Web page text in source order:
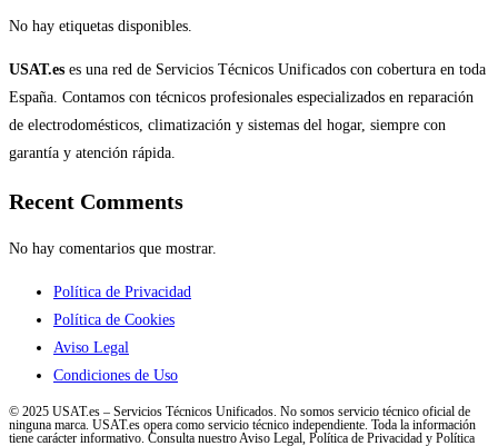
No hay etiquetas disponibles.
USAT.es es una red de Servicios Técnicos Unificados con cobertura en toda
España. Contamos con técnicos profesionales especializados en reparación
de electrodomésticos, climatización y sistemas del hogar, siempre con
garantía y atención rápida.
Recent Comments
No hay comentarios que mostrar.
Política de Privacidad
Política de Cookies
Aviso Legal
Condiciones de Uso
© 2025 USAT.es – Servicios Técnicos Unificados. No somos servicio técnico oficial de
ninguna marca. USAT.es opera como servicio técnico independiente. Toda la información
tiene carácter informativo. Consulta nuestro Aviso Legal, Política de Privacidad y Política